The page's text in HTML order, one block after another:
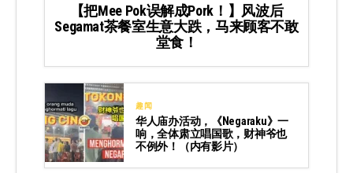
【把Mee Pok误解成Pork！】风波后
Segamat茶餐室生意大跌，马来顾客不敢
堂食！
趣闻
华人庙办活动，《Negaraku》一
响，全体肃立唱国歌，财神爷也
不例外！（内有影片）